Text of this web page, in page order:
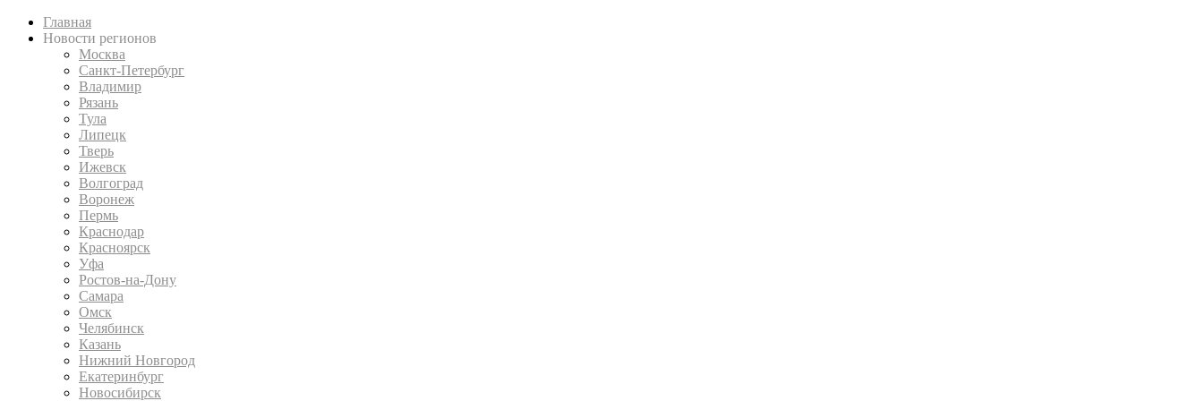
Главная
Новости регионов
Москва
Санкт-Петербург
Владимир
Рязань
Тула
Липецк
Тверь
Ижевск
Волгоград
Воронеж
Пермь
Краснодар
Красноярск
Уфа
Ростов-на-Дону
Самара
Омск
Челябинск
Казань
Нижний Новгород
Екатеринбург
Новосибирск